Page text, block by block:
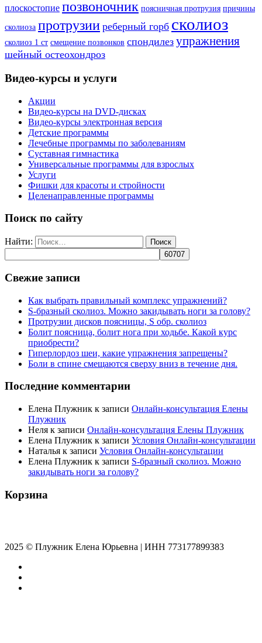
плоскостопие позвоночник поясничная протрузия причины
сколиоза протрузии реберный горб сколиоз
сколиоз 1 ст смещение позвонков спондилез упражнения
шейный остеохондроз
Видео-курсы и услуги
Акции
Видео-курсы на DVD-дисках
Видео-курсы электронная версия
Детские программы
Лечебные программы по заболеваниям
Суставная гимнастика
Универсальные программы для взрослых
Услуги
Фишки для красоты и стройности
Целенаправленные программы
Поиск по сайту
Найти:
Свежие записи
Как выбрать правильный комплекс упражнений?
S-бразный сколиоз. Можно закидывать ноги за голову?
Протрузии дисков поясницы, S обр. сколиоз
Болит поясница, болит нога при ходьбе. Какой курс
приобрести?
Гиперлордоз шеи, какие упражнения запрещены?
Боли в спине смещаются сверху вниз в течение дня.
Последние комментарии
Елена Плужник к записи Онлайн-консультация Елены
Плужник
Неля к записи Онлайн-консультация Елены Плужник
Елена Плужник к записи Условия Онлайн-консультации
Наталья к записи Условия Онлайн-консультации
Елена Плужник к записи S-бразный сколиоз. Можно
закидывать ноги за голову?
Корзина
2025 © Плужник Елена Юрьевна | ИНН 773177899383